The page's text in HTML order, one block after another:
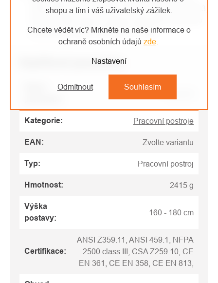
shopu a tím i váš uživatelský zážitek.
Chcete vědět víc? Mrkněte na naše informace o
ochraně osobních údajů zde.
Nastavení
Odmítnout Souhlasím
CSA Z259.10, CE EN 361, CE EN 358, CE EN 813,
ochranu proti pádu GB 6095, XF 494
Doplňkové parametry
Kategorie: Pracovní postroje
EAN : Zvolte variantu
Typ: Pracovní postroj
Hmotnost: 2415 g
Výška
postavy:
160 - 180 cm
Certifikace:
ANSI Z359.11, ANSI 459.1, NFPA
2500 class III, CSA Z259.10, CE
EN 361, CE EN 358, CE EN 813,